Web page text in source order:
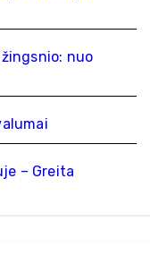
nuo
– Greita